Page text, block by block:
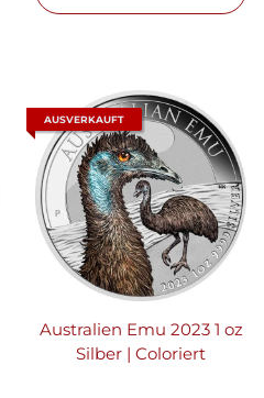
AUSVERKAUFT
Australien Emu 2023 1 oz
Silber | Coloriert